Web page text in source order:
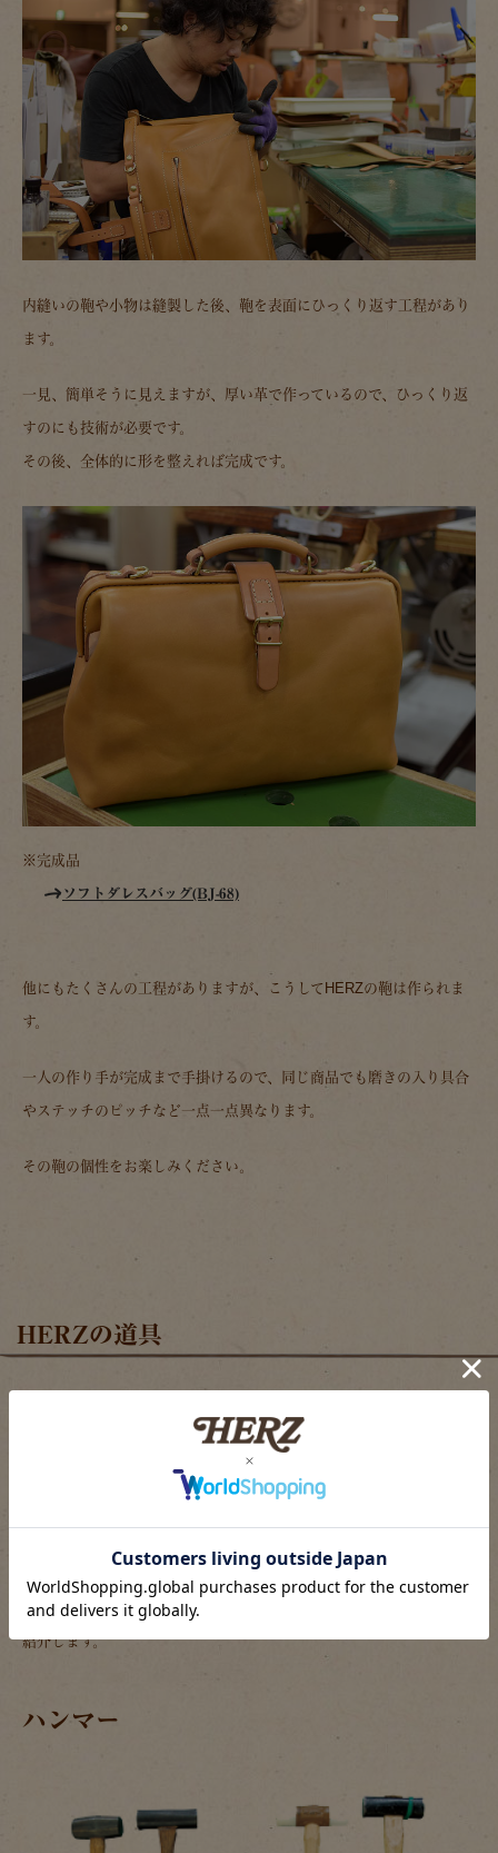
内縫いの鞄や小物は縫製した後、鞄を表面にひっくり返す工程があり
ます。
一見、簡単そうに見えますが、厚い革で作っているので、ひっくり返
すのにも技術が必要です。
その後、全体的に形を整えれば完成です。
※完成品
ソフトダレスバッグ(BJ-68)
他にもたくさんの工程がありますが、こうしてHERZの鞄は作られま
す。
一人の作り手が完成まで手掛けるので、同じ商品でも磨きの入り具合
やステッチのピッチなど一点一点異なります。
その鞄の個性をお楽しみください。
HERZの道具
るために使うとだいたい耐えられません。厚い革と太い糸で武骨に仕
上げるHERZの鞄作りを実現するには、通常とは一線を画した、ある
つけた掘り出し物、ホームセンターでよくある工具、はたまた自分で
加工して使いやすくした逸品まで作り手の「手」となる工具を一部ご
紹介します。
ハンマー